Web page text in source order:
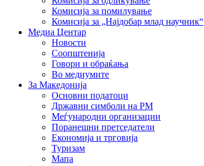
Комисија за помилување
Комисија за „Најдобар млад научник“
Медиа Центар
Новости
Соопштенија
Говори и обраќања
Во медиумите
За Македонија
Основни податоци
Државни симболи на РМ
Меѓународни организации
Поранешни претседатели
Економија и трговија
Туризам
Мапа